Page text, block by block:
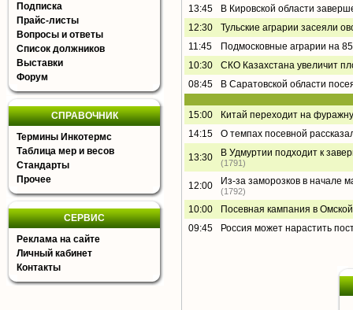
Подписка
Прайс-листы
Вопросы и ответы
Список должников
Выставки
Форум
СПРАВОЧНИК
Термины Инкотермс
Таблица мер и весов
Стандарты
Прочее
СЕРВИС
Реклама на сайте
Личный кабинет
Контакты
13:45
В Кировской области
12:30
Тульские аграрии засеяли
11:45
Подмосковные аграрии на
10:30
СКО Казахстана увеличит
08:45
В Саратовской области
15:00
Китай переходит на
14:15
О темпах посевной
13:30 В Удмуртии подходит к
(1791)
12:00 Из-за заморозков в начале
(1792)
10:00
Посевная кампания в
09:45
Россия может нарастить